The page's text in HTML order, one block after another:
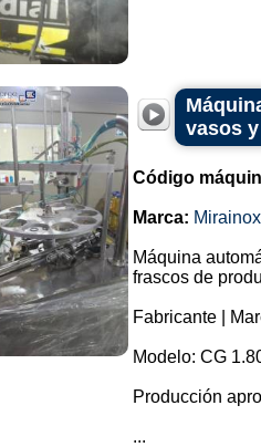
vasos
Código
Marca: Mirainox
Máquina
frascos de
Fabricante |
Modelo: CG
Producción
...